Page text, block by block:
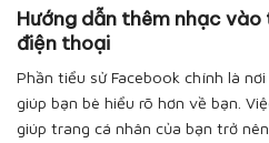
Hướng dẫn thêm nhạc
điện thoại
Phần tiểu sử Facebook chính là
giúp bạn bè hiểu rõ hơn về bạn.
giúp trang cá nhân của bạn trở